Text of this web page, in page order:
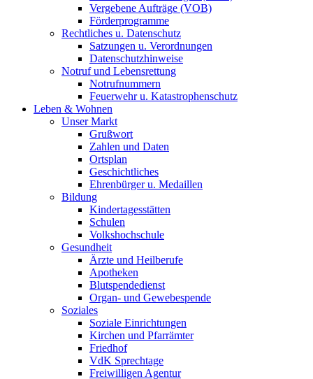
Vergebene Aufträge (VOB)
Förderprogramme
Rechtliches u. Datenschutz
Satzungen u. Verordnungen
Datenschutzhinweise
Notruf und Lebensrettung
Notrufnummern
Feuerwehr u. Katastrophenschutz
Leben & Wohnen
Unser Markt
Grußwort
Zahlen und Daten
Ortsplan
Geschichtliches
Ehrenbürger u. Medaillen
Bildung
Kindertagesstätten
Schulen
Volkshochschule
Gesundheit
Ärzte und Heilberufe
Apotheken
Blutspendedienst
Organ- und Gewebespende
Soziales
Soziale Einrichtungen
Kirchen und Pfarrämter
Friedhof
VdK Sprechtage
Freiwilligen Agentur